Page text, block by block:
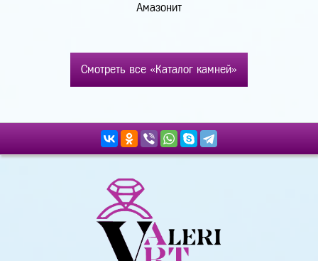
Амазонит
Смотреть все «Каталог камней»